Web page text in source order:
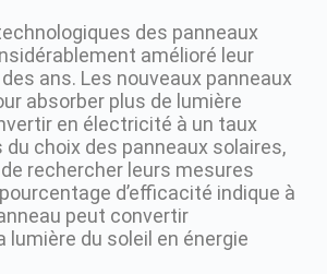
des panneaux
amélioré leur
ans. Les nouveaux panneaux
absorber plus de lumière
en électricité à un taux
du choix des panneaux solaires,
rechercher leurs mesures
d’efficacité indique à
peut convertir
lumière du soleil en énergie